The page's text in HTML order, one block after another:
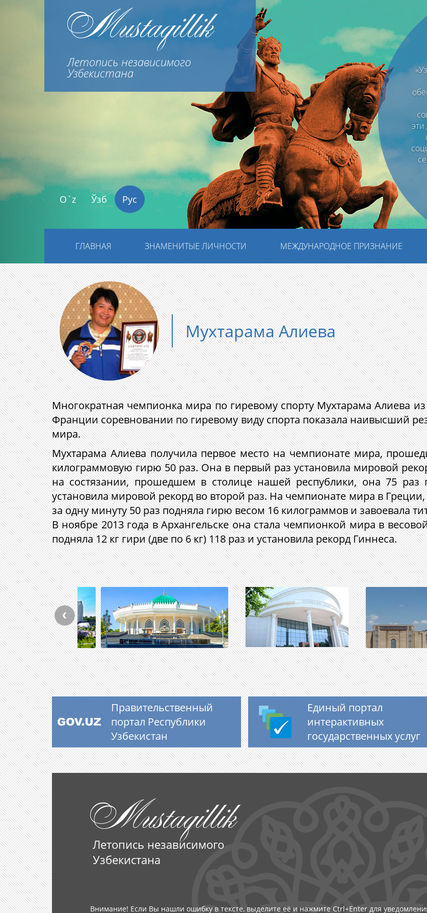
Mustaqillik
Летопись независимого
Узбекистана
O`z Ўзб Рус
ГЛАВНАЯ ЗНАМЕНИТЫЕ ЛИЧНОСТИ МЕЖДУНАРОДНОЕ ПРИЗНАНИЕ
Мухтарама Алиева
Многократная чемпионка мира по гиревому спорту Мухтарама Алиева
Франции соревновании по гиревому виду спорта показала наивысший
мира.
Мухтарама Алиева получила первое место на чемпионате мира,
килограммовую гирю 50 раз. Она в первый раз установила мировой
на состязании, прошедшем в столице нашей республики, она 75
установила мировой рекорд во второй раз. На чемпионате мира в
за одну минуту 50 раз подняла гирю весом 16 килограммов и завоевала
В ноябре 2013 года в Архангельске она стала чемпионкой мира в
подняла 12 кг гири (две по 6 кг) 118 раз и установила рекорд Гиннеса.
Правительственный
портал Республики
Узбекистан
Единый портал
интерактивных
государственных услуг
Mustaqillik
Летопись независимого
Узбекистана
Внимание! Если Вы нашли ошибку в тексте, выделите её и нажмите Ctrl+Enter для